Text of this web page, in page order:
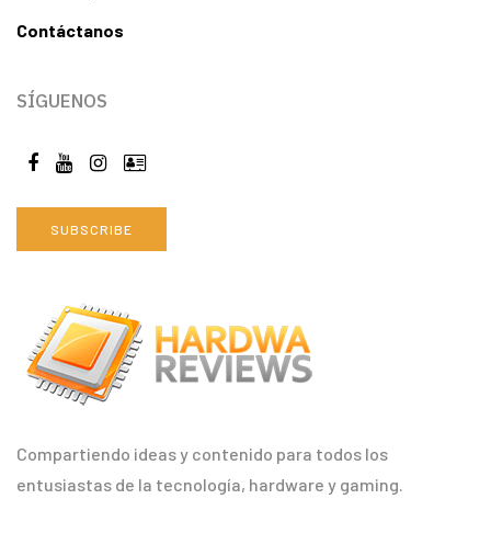
Compartiendo ideas y contenido para todos los
entusiastas de la tecnología, hardware y gaming.
Contáctanos
SÍGUENOS
SUBSCRIBE